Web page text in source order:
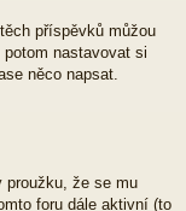
příspěvků můžou
nastavovat si
něco napsat.
proužku, že se mu
foru dále aktivní (to